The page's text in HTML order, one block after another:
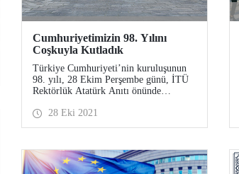
Cumhuriyetimizin 98. Yılını
Coşkuyla Kutladık
Türkiye Cumhuriyeti’nin kuruluşunun
98. yılı, 28 Ekim Perşembe günü, İTÜ
Rektörlük Atatürk Anıtı önünde
28 Eki 2021